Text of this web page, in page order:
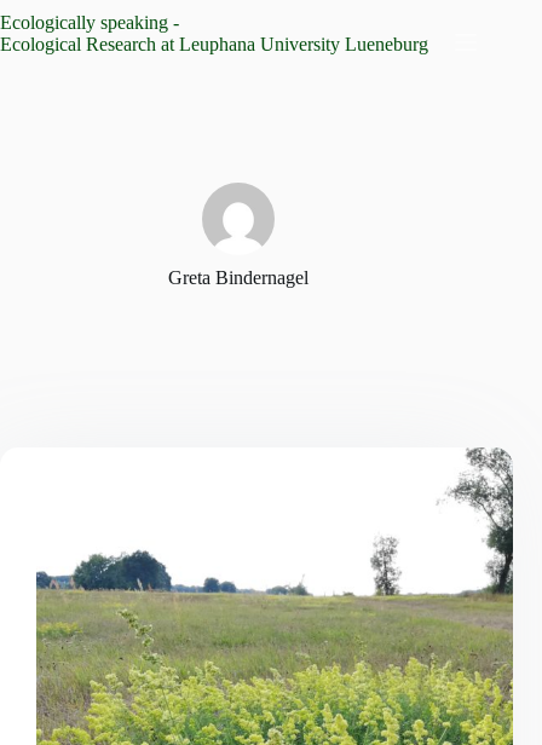
Inhalt
springen
Ecologically speaking -
Ecological Research at Leuphana University Lueneburg
Greta Bindernagel